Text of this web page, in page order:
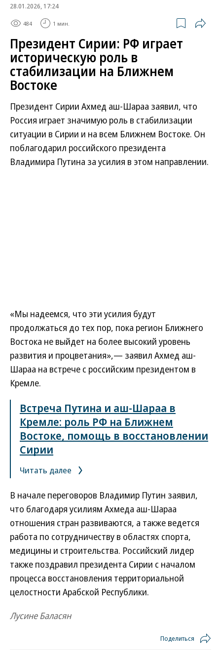
28.01.2026, 17:24
484 1 мин.
Президент Сирии: РФ играет
историческую роль в
стабилизации на Ближнем
Востоке
Президент Сирии Ахмед аш-Шараа заявил, что
Россия играет значимую роль в стабилизации
ситуации в Сирии и на всем Ближнем Востоке. Он
поблагодарил российского президента
Владимира Путина за усилия в этом направлении.
«Мы надеемся, что эти усилия будут
продолжаться до тех пор, пока регион Ближнего
Востока не выйдет на более высокий уровень
развития и процветания»,— заявил Ахмед аш-
Шараа на встрече с российским президентом в
Кремле.
Встреча Путина и аш-Шараа в
Кремле: роль РФ на Ближнем
Востоке, помощь в восстановлении
Сирии
Читать далее
В начале переговоров Владимир Путин заявил,
что благодаря усилиям Ахмеда аш-Шараа
отношения стран развиваются, а также ведется
работа по сотрудничеству в областях спорта,
медицины и строительства. Российский лидер
также поздравил президента Сирии с началом
процесса восстановления территориальной
целостности Арабской Республики.
Лусине Баласян
Поделиться